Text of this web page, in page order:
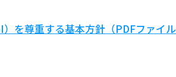
を尊重する基本方針（PDFファイル